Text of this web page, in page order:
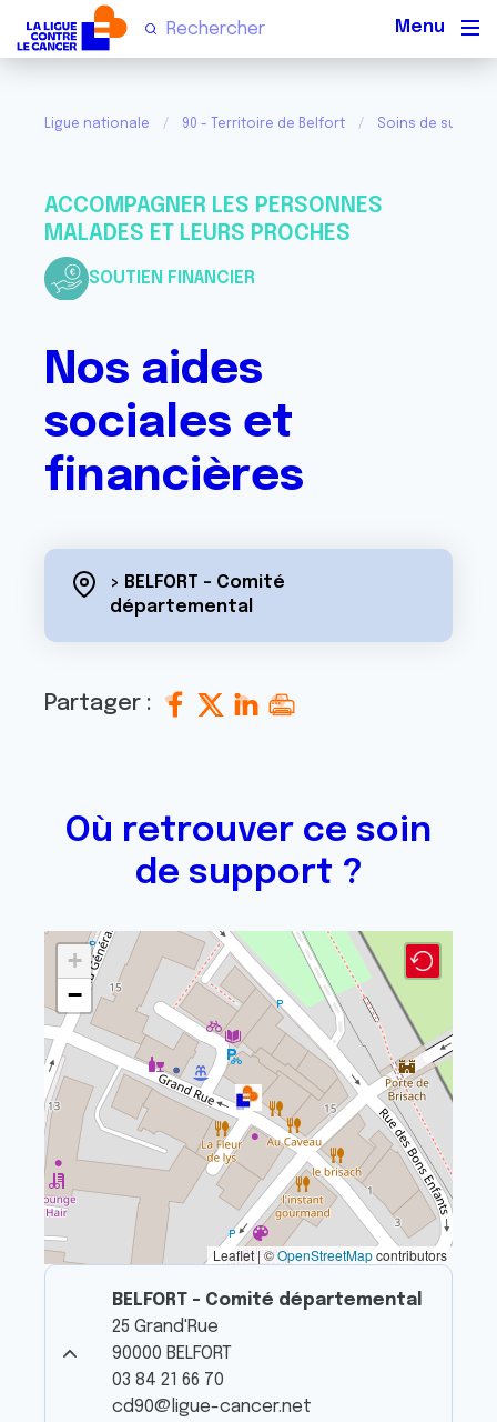
Ligue nationale 90 - Territoire de Belfort Soins de support
ACCOMPAGNER LES PERSONNES
MALADES ET LEURS PROCHES
SOUTIEN FINANCIER
Nos aides
sociales et
financières
> BELFORT - Comité
départemental
Partager :
Où retrouver ce soin
de support ?
+
−
Leaflet | ©OpenStreetMapcontributors
BELFORT - Comité départemental
25 Grand'Rue
90000 BELFORT
03 84 21 66 70
cd90@ligue-cancer.net